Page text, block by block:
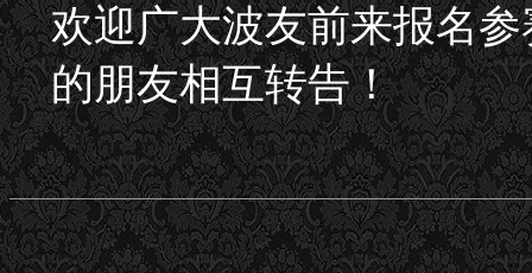
欢迎广大波友前来报名
的朋友相互转告！